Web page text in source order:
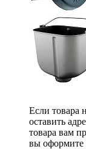
Если товара
оставить
товара вам
вы оформите